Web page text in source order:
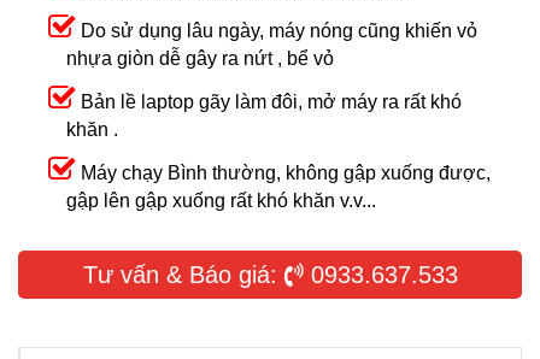
Do sử dụng lâu ngày, máy nóng cũng khiến vỏ
nhựa giòn dễ gây ra nứt , bể vỏ
Bản lề laptop gãy làm đôi, mở máy ra rất khó
khăn .
Máy chạy Bình thường, không gập xuống được,
gập lên gập xuống rất khó khăn v.v...
Tư vấn & Báo giá: 0933.637.533